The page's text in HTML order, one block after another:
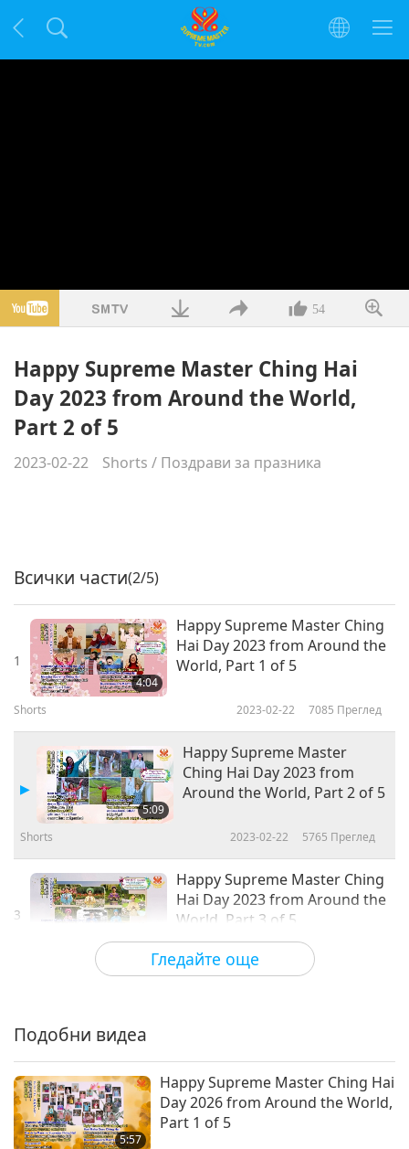
54
Happy Supreme Master Ching Hai
Day 2023 from Around the World,
Part 2 of 5
2023-02-22 Shorts / Поздрави за празника
Гледайте още
Всички части(2/5)
1
4:04
Happy Supreme Master Ching
Hai Day 2023 from Around the
World, Part 1 of 5
Shorts 2023-02-22 7085 Преглед
5:09
Happy Supreme Master
Ching Hai Day 2023 from
Around the World, Part 2 of 5
Shorts 2023-02-22 5765 Преглед
3
Happy Supreme Master Ching
Hai Day 2023 from Around the
World, Part 3 of 5
2023-02-22 5913
4
3:25
Shorts 2023-02-22 6035Преглед
Happy Supreme Master Ching
Подобни видеа
5:57
Happy Supreme Master Ching Hai
Day 2026 from Around the World,
Part 1 of 5